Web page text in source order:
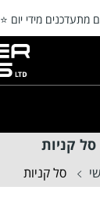
מתעדכנים מידי יום ⭐
בקנייה מעל 299₪
סל קניות
סל קניות